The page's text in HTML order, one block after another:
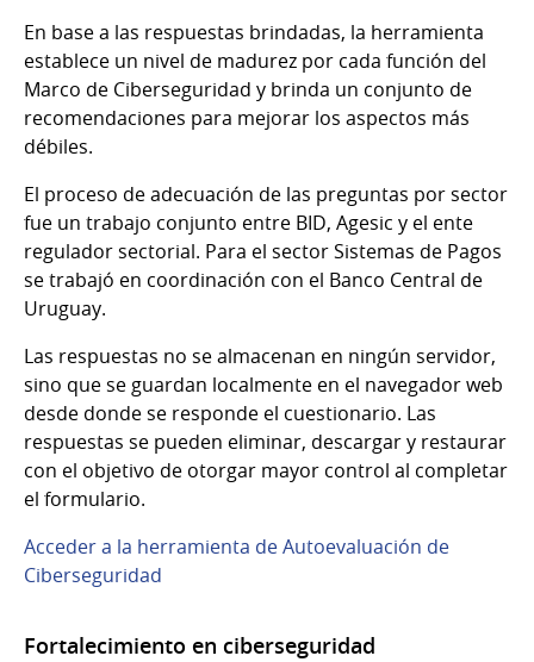
En base a las respuestas brindadas, la herramienta
establece un nivel de madurez por cada función del
Marco de Ciberseguridad y brinda un conjunto de
recomendaciones para mejorar los aspectos más
débiles.
El proceso de adecuación de las preguntas por sector
fue un trabajo conjunto entre BID, Agesic y el ente
regulador sectorial. Para el sector Sistemas de Pagos
se trabajó en coordinación con el Banco Central de
Uruguay.
Las respuestas no se almacenan en ningún servidor,
sino que se guardan localmente en el navegador web
desde donde se responde el cuestionario. Las
respuestas se pueden eliminar, descargar y restaurar
con el objetivo de otorgar mayor control al completar
el formulario.
Acceder a la herramienta de Autoevaluación de
Ciberseguridad
Fortalecimiento en ciberseguridad